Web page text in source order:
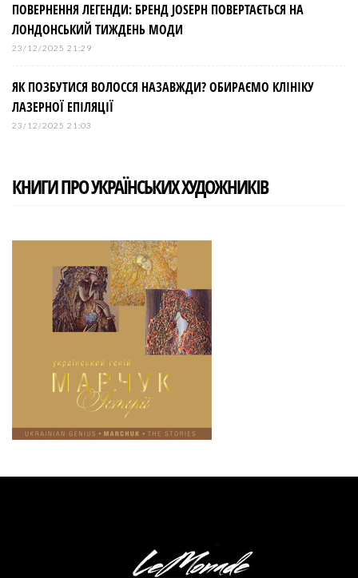
ПОВЕРНЕННЯ ЛЕГЕНДИ: БРЕНД JOSEPH ПОВЕРТАЄТЬСЯ НА
ЛОНДОНСЬКИЙ ТИЖДЕНЬ МОДИ
23/12/2025 21:29
ЯК ПОЗБУТИСЯ ВОЛОССЯ НАЗАВЖДИ? ОБИРАЄМО КЛІНІКУ
ЛАЗЕРНОЇ ЕПІЛЯЦІЇ
23/12/2025 21:03
КНИГИ ПРО УКРАЇНСЬКИХ ХУДОЖНИКІВ